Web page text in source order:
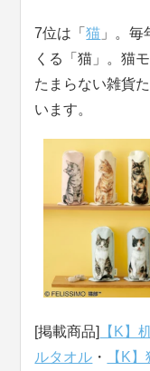
7位は「猫 」。
くる「猫」。猫
たまらない雑貨
います。
[掲載商品]
【K】
ルタオル ・ 【K